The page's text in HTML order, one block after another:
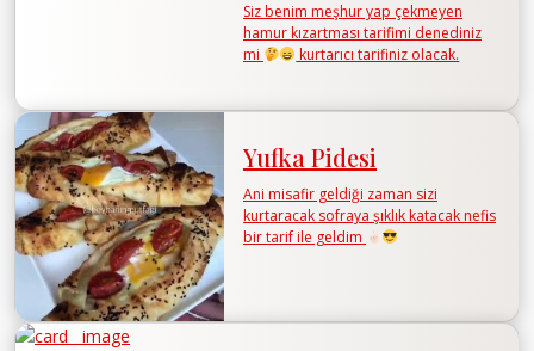
Siz benim meşhur yap çekmeyen
hamur kızartması tarifimi denediniz
mi
kurtarıcı tarifiniz olacak.
Yufka Pidesi
Ani misafir geldiği zaman sizi
kurtaracak sofraya şıklık katacak nefis
bir tarif ile geldim